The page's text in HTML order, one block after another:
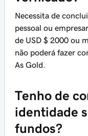
Necessita de
pessoal ou
de USD $ 2000 ou
não poderá fazer
As Gold.
Tenho de
identidade
fundos?